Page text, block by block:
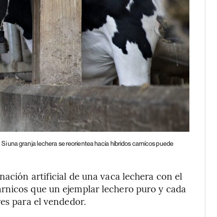
Si una granja lechera se reorientea hacía híbridos carnícos puede
artificial de una vaca lechera con el
que un ejemplar lechero puro y cada
para el vendedor.